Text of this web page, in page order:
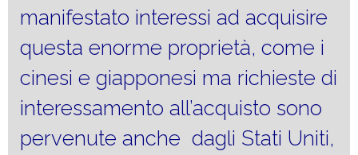
manifestato interessi ad acquisire
questa enorme proprietà, come i
cinesi e giapponesi ma richieste di
interessamento all’acquisto sono
pervenute anche dagli Stati Uniti,